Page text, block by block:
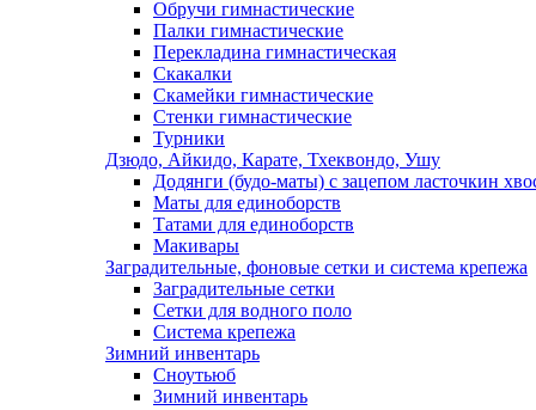
Обручи гимнастические
Палки гимнастические
Перекладина гимнастическая
Скакалки
Скамейки гимнастические
Стенки гимнастические
Турники
Дзюдо, Айкидо, Карате, Тхеквондо, Ушу
Додянги (будо-маты) с зацепом ласточкин
Маты для единоборств
Татами для единоборств
Макивары
Заградительные, фоновые сетки и система крепежа
Заградительные сетки
Сетки для водного поло
Система крепежа
Зимний инвентарь
Сноутьюб
Зимний инвентарь